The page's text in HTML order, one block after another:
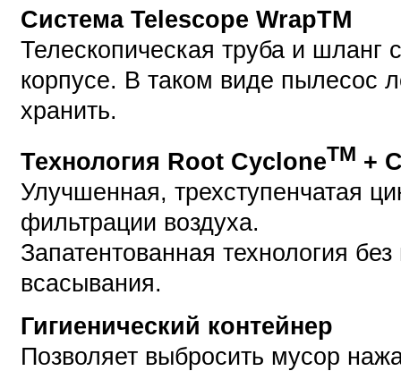
Система Telescope WrapTM
Телескопическая труба и шланг
корпусе. В таком виде пылесос
хранить.
Технология Root CycloneTM +
Улучшенная, трехступенчатая
фильтрации воздуха.
Запатентованная технология
всасывания.
Гигиенический контейнер
Позволяет выбросить мусор